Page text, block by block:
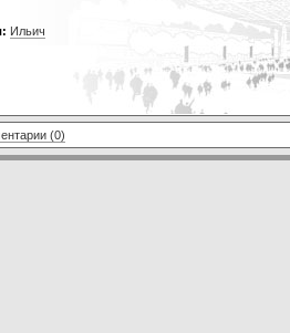
Ильич
(0)